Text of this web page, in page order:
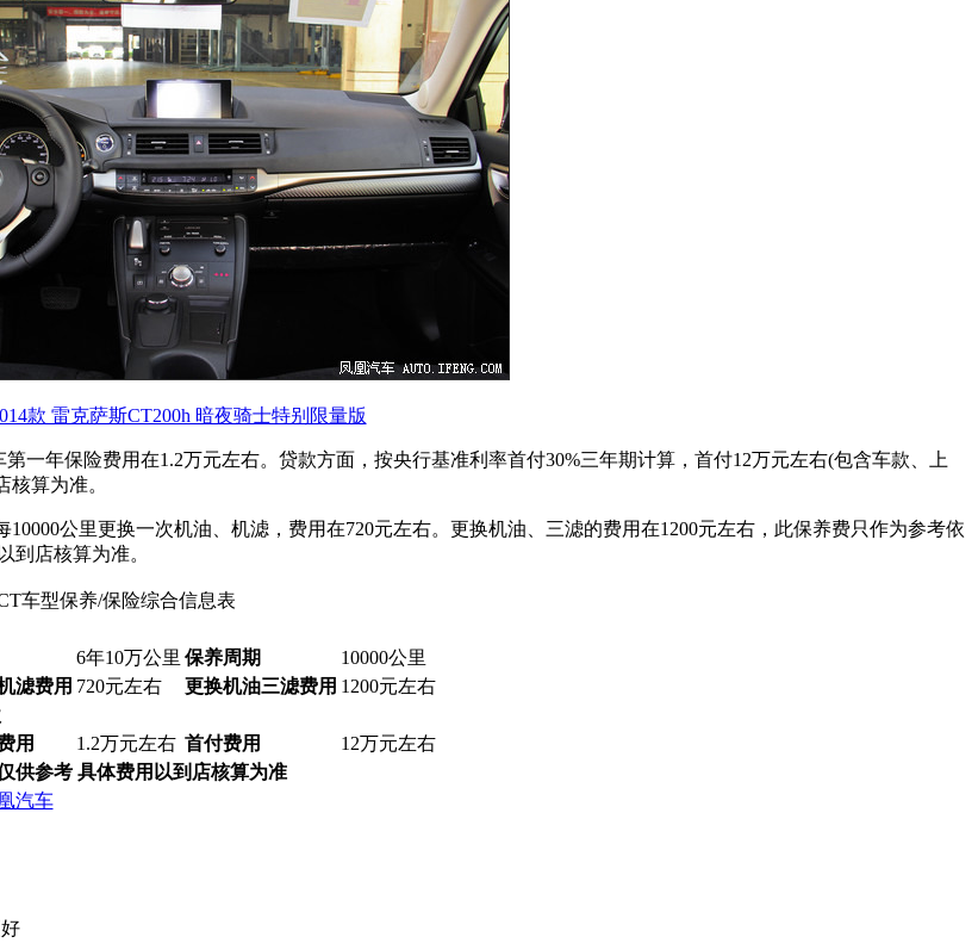
款 雷克萨斯CT200h 暗夜骑士特别限量版
一年保险费用在1.2万元左右。贷款方面，按央行基准利率首付30%三年期计算，首付12万元左右(包含车款、上
算为准。
公里更换一次机油、机滤，费用在720元左右。更换机油、三滤的费用在1200元左右，此保养费只作为参考依
到店核算为准。
车型保养/保险综合信息表
6年10万公里 保养周期
10000公里
滤费用 720元左右 更换机油三滤费用 1200元左右
用
1.2万元左右 首付费用
12万元左右
供参考 具体费用以到店核算为准
汽车